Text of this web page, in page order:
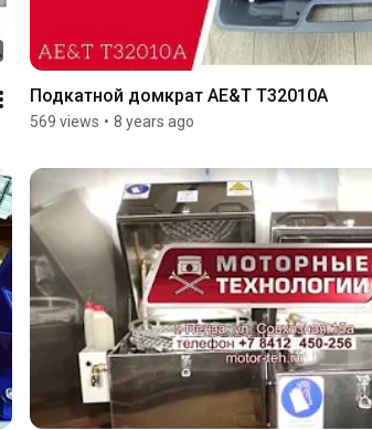
Подкатной домкрат AE&T T32010A
569 views • 8 years ago